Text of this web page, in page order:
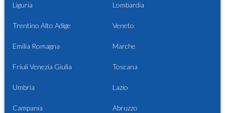
Liguria Lombardia
Trentino Alto Adige Veneto
Emilia Romagna Marche
Friuli Venezia Giulia Toscana
Umbria Lazio
Campania Abruzzo